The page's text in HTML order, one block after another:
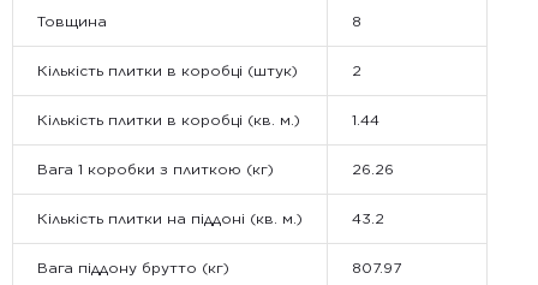
Товщина 8
Кількість плитки в коробці (штук) 2
Кількість плитки в коробці (кв. м.) 1.44
Вага 1 коробки з плиткою (кг) 26.26
Кількість плитки на піддоні (кв. м.) 43.2
Вага піддону брутто (кг) 807.97